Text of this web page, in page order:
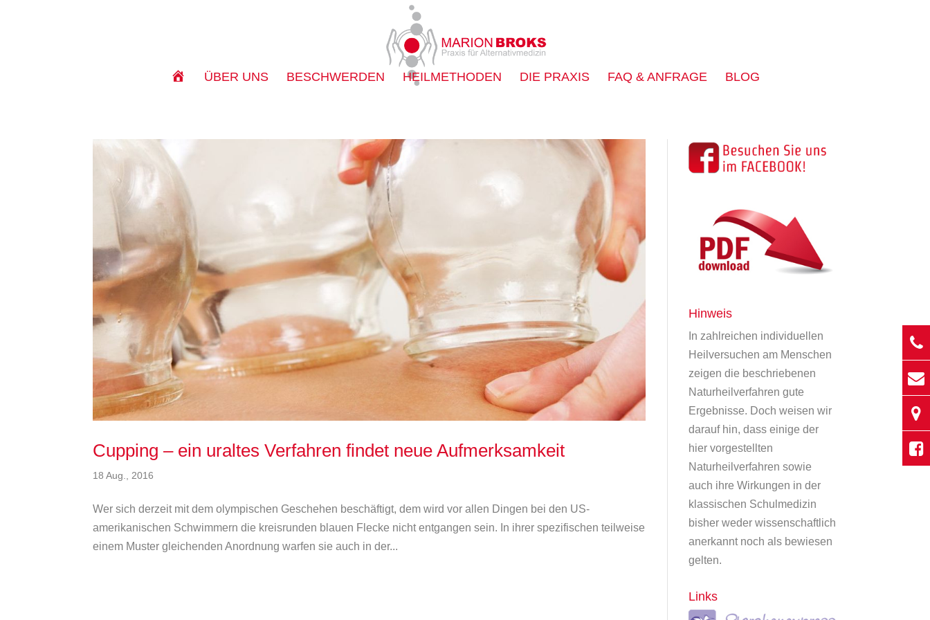
ÜBER UNS BESCHWERDEN HEILMETHODEN DIE PRAXIS FAQ & ANFRAGE BLOG
Cupping – ein uraltes Verfahren findet neue Aufmerksamkeit
18 Aug., 2016
Wer sich derzeit mit dem olympischen Geschehen beschäftigt, dem wird vor allen Dingen bei den US-
amerikanischen Schwimmern die kreisrunden blauen Flecke nicht entgangen sein. In ihrer spezifischen teilweise
einem Muster gleichenden Anordnung warfen sie auch in der...
Hinweis
In zahlreichen individuellen
Heilversuchen am Menschen
zeigen die beschriebenen
Naturheilverfahren gute
Ergebnisse. Doch weisen wir
darauf hin, dass einige der
hier vorgestellten
Naturheilverfahren sowie
auch ihre Wirkungen in der
klassischen Schulmedizin
bisher weder wissenschaftlich
anerkannt noch als bewiesen
gelten.
Links